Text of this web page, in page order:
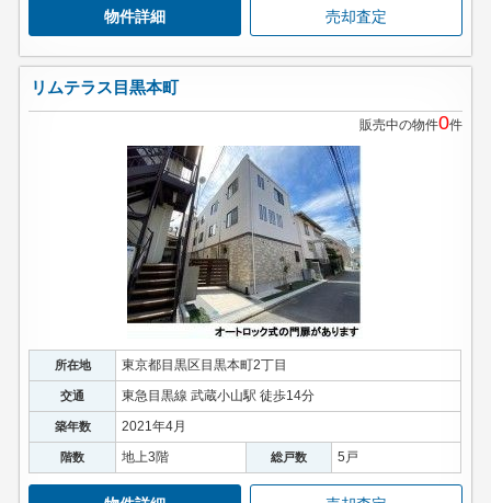
物件詳細 売却査定
リムテラス目黒本町
販売中の物件0件
所在地 東京都目黒区目黒本町2丁目
交通 東急目黒線 武蔵小山駅 徒歩14分
築年数 2021年4月
階数 地上3階 総戸数 5戸